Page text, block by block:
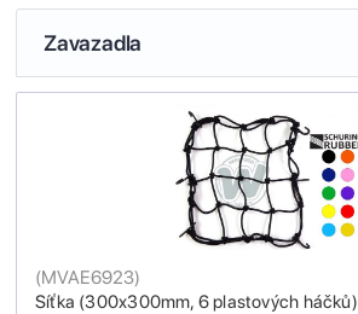
Zavazadla
Síťka (300x300mm, 6 plastových háčků)
(MVAE6923)